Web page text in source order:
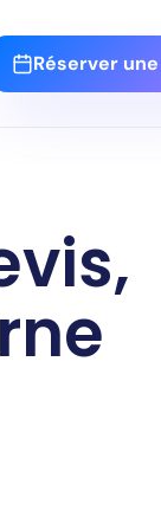
Réserver